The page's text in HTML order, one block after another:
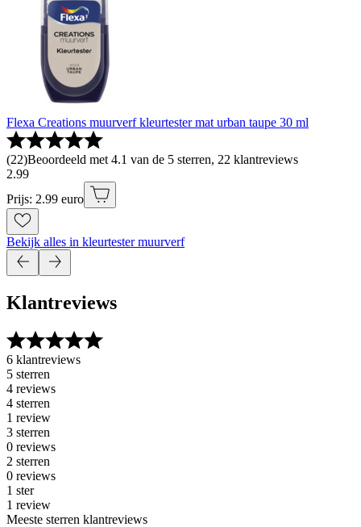
Flexa Creations muurverf kleurtester mat urban taupe 30 ml
(22)Beoordeeld met 4.1 van de 5 sterren, 22 klantreviews
2.99
Prijs: 2.99 euro
Bekijk alles in kleurtester muurverf
Klantreviews
6 klantreviews
5 sterren
4 reviews
4 sterren
1 review
3 sterren
0 reviews
2 sterren
0 reviews
1 ster
1 review
Meeste sterren klantreviews